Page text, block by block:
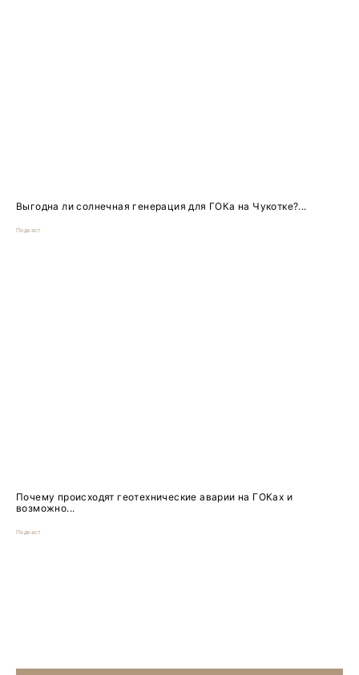
Выгодна ли солнечная генерация для ГОКа на Чукотке?...
Подкаст
Почему происходят геотехнические аварии на ГОКах и
возможно...
Подкаст